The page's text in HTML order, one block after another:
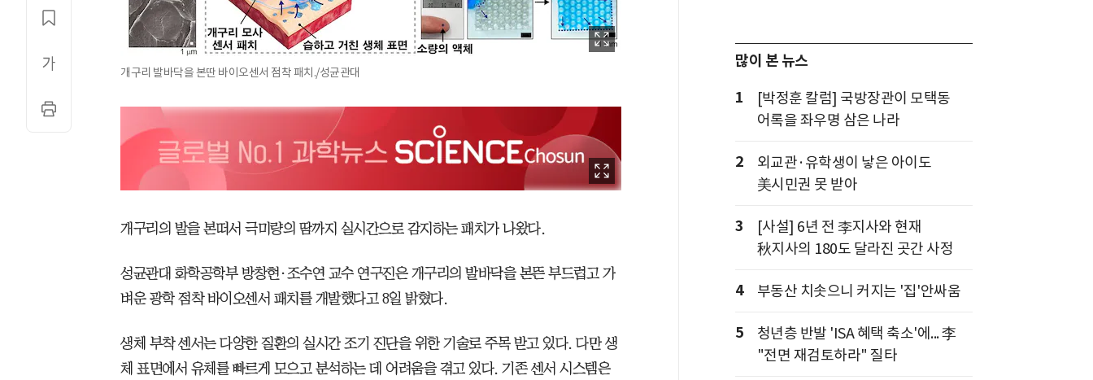
개구리 발바닥을 본딴 바이오센서 점착 패치./성균관대
개구리의 발을 본떠서 극미량의 땀까지 실시간으로 감지하는 패치가 나왔다.
성균관대 화학공학부 방창현·조수연 교수 연구진은 개구리의 발바닥을 본뜬 부드럽고 가
벼운 광학 점착 바이오센서 패치를 개발했다고 8일 밝혔다.
생체 부착 센서는 다양한 질환의 실시간 조기 진단을 위한 기술로 주목 받고 있다. 다만 생
체 표면에서 유체를 빠르게 모으고 분석하는 데 어려움을 겪고 있다. 기존 센서 시스템은
많이 본 뉴스
1
[박정훈 칼럼] 국방장관이 모택동
어록을 좌우명 삼은 나라
2
외교관·유학생이 낳은 아이도
美시민권 못 받아
3
[사설] 6년 전 李지사와 현재
秋지사의 180도 달라진 곳간 사정
4 부동산 치솟으니 커지는 '집'안싸움
5
청년층 반발 'ISA 혜택 축소'에... 李
"전면 재검토하라" 질타